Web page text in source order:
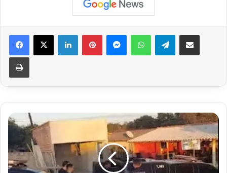
Facebook
X LinkedinPinterestMessengerWhatsAppTelegramCompartilhar via e-mail
Imprimir
Polícia
Civil
Apucarana
prende
"matador"